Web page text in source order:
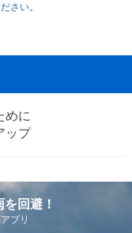
さい。
めに
ップ
回避！
プリ